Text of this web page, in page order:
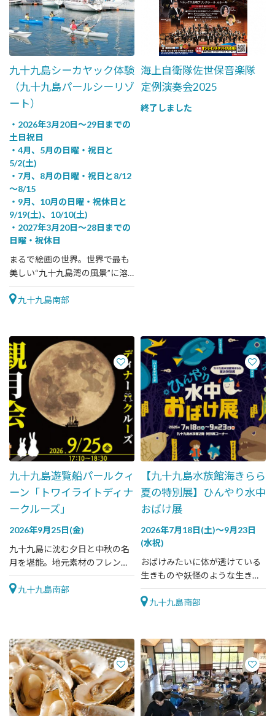
九十九島シーカヤック体験
（九十九島パールシーリゾ
ート）
・2026年3月20日～29日までの
土日祝日
・4月、5月の日曜・祝日と
5/2(土)
・7月、8月の日曜・祝日と8/12
～8/15
・9月、10月の日曜・祝休日と
9/19(土)、10/10(土)
・2027年3月20日～28日までの
日曜・祝休日
まるで絵画の世界。世界で最も
美しい“九十九島湾の風景”に溶
け込もう！
九十九島南部
海上自衛隊佐世保音楽隊
定例演奏会2025
終了しました
九十九島遊覧船パールクィ
ーン「トワイライトディナ
ークルーズ」
2026年9月25日(金)
九十九島に沈む夕日と中秋の名
月を堪能。地元素材のフレンチ
と美酒を楽しむ、限定ディナー
クルーズ。
九十九島南部
【九十九島水族館海きらら
夏の特別展】ひんやり水中
おばけ展
2026年7月18日(土)～9月23日
(水祝)
おばけみたいに体が透けている
生きものや妖怪のような生きも
のなど、ひんやり涼を感じる生
きもの28種300匹が大集合！
九十九島南部